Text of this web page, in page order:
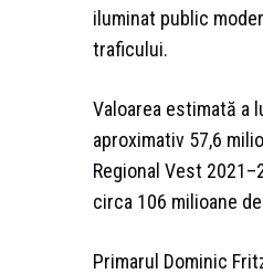
iluminat public
traficului.
Valoarea estimată a
aproximativ 57,6
Regional Vest
circa 106 milioane
Primarul Dominic